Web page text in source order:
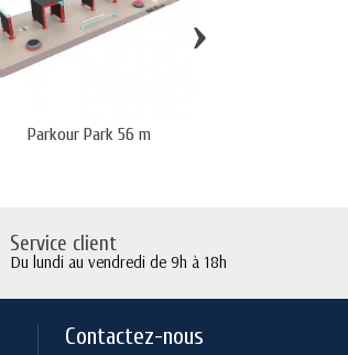
Parkour Park 56 m
›
Service client
Du lundi au vendredi de 9h à 18h
Contactez-nous